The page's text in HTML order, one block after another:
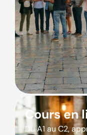
Cours en
Du A1 au C2,